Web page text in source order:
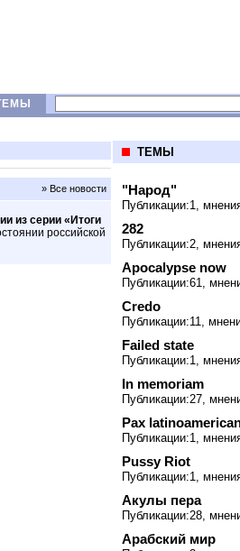
» Все новости
из серии «Итоги
российской
ТЕМЫ
"Народ"
Публикации:1,
282
Публикации:2,
Apocalypse now
Публикации:61,
Credo
Публикации:11,
Failed state
Публикации:1,
In memoriam
Публикации:27,
Pax
Публикации:1,
Pussy Riot
Публикации:1,
Акулы пера
Публикации:28,
Арабский мир